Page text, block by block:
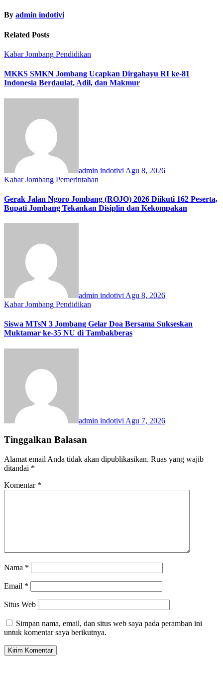
By admin indotivi
Related Posts
Kabar Jombang Pendidikan
MKKS SMKN Jombang Ucapkan Dirgahayu RI ke-81
Indonesia Berdaulat, Adil, dan Makmur
admin indotivi Agu 8, 2026
Kabar Jombang Pemerintahan
Gerak Jalan Ngoro Jombang (ROJO) 2026 Diikuti 162 Peserta,
Bupati Jombang Tekankan Disiplin dan Kekompakan
admin indotivi Agu 8, 2026
Kabar Jombang Pendidikan
Siswa MTsN 3 Jombang Gelar Doa Bersama Sukseskan
Muktamar ke-35 NU di Tambakberas
admin indotivi Agu 7, 2026
Tinggalkan Balasan
Alamat email Anda tidak akan dipublikasikan. Ruas yang wajib
ditandai *
Komentar *
Nama *
Email *
Situs Web
Simpan nama, email, dan situs web saya pada peramban ini
untuk komentar saya berikutnya.